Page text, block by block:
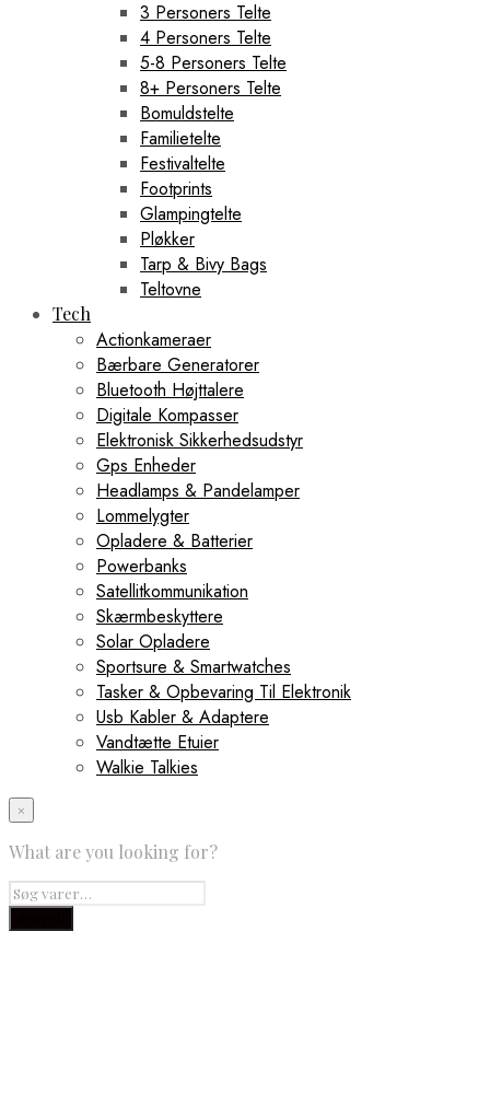
3 Personers Telte
4 Personers Telte
5-8 Personers Telte
8+ Personers Telte
Bomuldstelte
Familietelte
Festivaltelte
Footprints
Glampingtelte
Pløkker
Tarp & Bivy Bags
Teltovne
Tech
Actionkameraer
Bærbare Generatorer
Bluetooth Højttalere
Digitale Kompasser
Elektronisk Sikkerhedsudstyr
Gps Enheder
Headlamps & Pandelamper
Lommelygter
Opladere & Batterier
Powerbanks
Satellitkommunikation
Skærmbeskyttere
Solar Opladere
Sportsure & Smartwatches
Tasker & Opbevaring Til Elektronik
Usb Kabler & Adaptere
Vandtætte Etuier
Walkie Talkies
×
What are you looking for?